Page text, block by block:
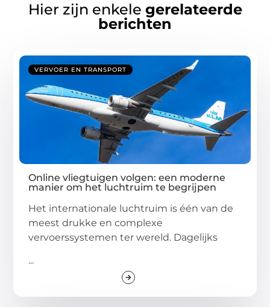
Hier zijn enkele gerelateerde
berichten
VERVOER EN TRANSPORT
Online vliegtuigen volgen: een moderne
manier om het luchtruim te begrijpen
Het internationale luchtruim is één van de
meest drukke en complexe
vervoerssystemen ter wereld. Dagelijks
...